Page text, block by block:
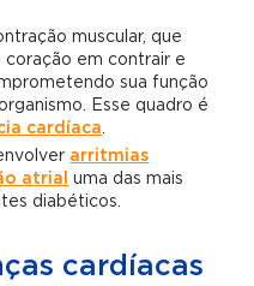
muscular, que
coração em contrair e
sua função
Esse quadro é
cardíaca.
arritmias
atrial
uma das mais
diabéticos.
cardíacas